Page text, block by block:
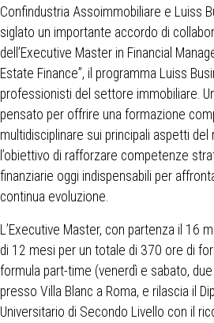
Confindustria Assoimmobiliare e Luiss
siglato un importante accordo di
dell’Executive Master in Financial
Estate Finance”, il programma Luiss
professionisti del settore immobiliare.
pensato per offrire una formazione
multidisciplinare sui principali aspetti
l’obiettivo di rafforzare competenze
finanziarie oggi indispensabili per
continua evoluzione.
L’Executive Master, con partenza il 16
di 12 mesi per un totale di 370 ore di
formula part-time (venerdì e sabato,
presso Villa Blanc a Roma, e rilascia il
Universitario di Secondo Livello con il